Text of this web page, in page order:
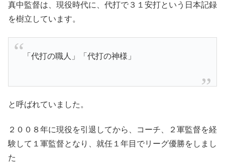
真中監督は、現役時代に、代打で３１安打という日本記録
を樹立しています。
「代打の職人」「代打の神様」
と呼ばれていました。
２００８年に現役を引退してから、コーチ、２軍監督を経
験して１軍監督となり、就任１年目でリーグ優勝をしまし
た